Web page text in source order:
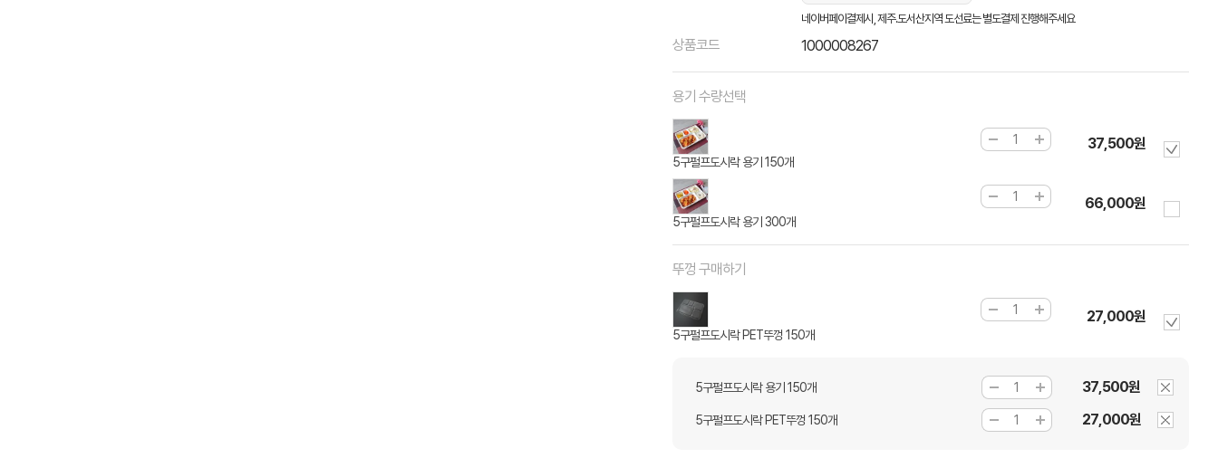
네이버페이결제시, 제주.도서산지역 도선료는 별도결제 진행해주세요
상품코드 1000008267
용기 수량선택
5구펄프도시락 용기 150개
37,500원
5구펄프도시락 용기 300개
66,000원
뚜껑 구매하기
5구펄프도시락 PET뚜껑 150개
27,000원
5구펄프도시락 용기 150개 37,500원
5구펄프도시락 PET뚜껑 150개 27,000원